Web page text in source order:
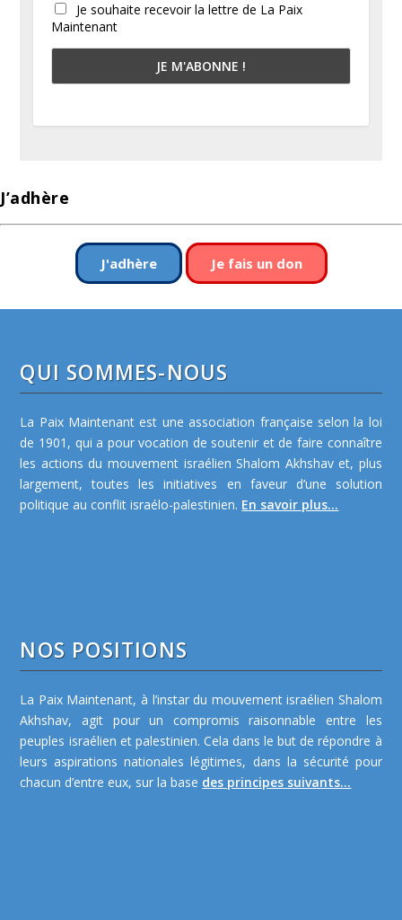
Je souhaite recevoir la lettre de La Paix
Maintenant
J’adhère
J'adhère Je fais un don
QUI SOMMES-NOUS
La Paix Maintenant est une association française selon la loi
de 1901, qui a pour vocation de soutenir et de faire connaître
les actions du mouvement israélien Shalom Akhshav et, plus
largement, toutes les initiatives en faveur d’une solution
politique au conflit israélo-palestinien. En savoir plus...
NOS POSITIONS
La Paix Maintenant, à l’instar du mouvement israélien Shalom
Akhshav, agit pour un compromis raisonnable entre les
peuples israélien et palestinien. Cela dans le but de répondre à
leurs aspirations nationales légitimes, dans la sécurité pour
chacun d’entre eux, sur la base des principes suivants...